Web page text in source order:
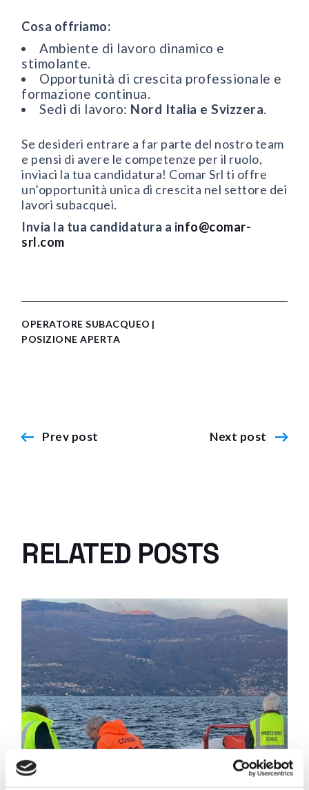
Cosa offriamo:
Ambiente di lavoro dinamico e
stimolante.
Opportunità di crescita professionale e
formazione continua.
Sedi di lavoro: Nord Italia e Svizzera.
Se desideri entrare a far parte del nostro team
e pensi di avere le competenze per il ruolo,
inviaci la tua candidatura! Comar Srl ti offre
un’opportunità unica di crescita nel settore dei
lavori subacquei.
Invia la tua candidatura a info@comar-
srl.com
OPERATORE SUBACQUEO
POSIZIONE APERTA
Prev post Next post
RELATED POSTS